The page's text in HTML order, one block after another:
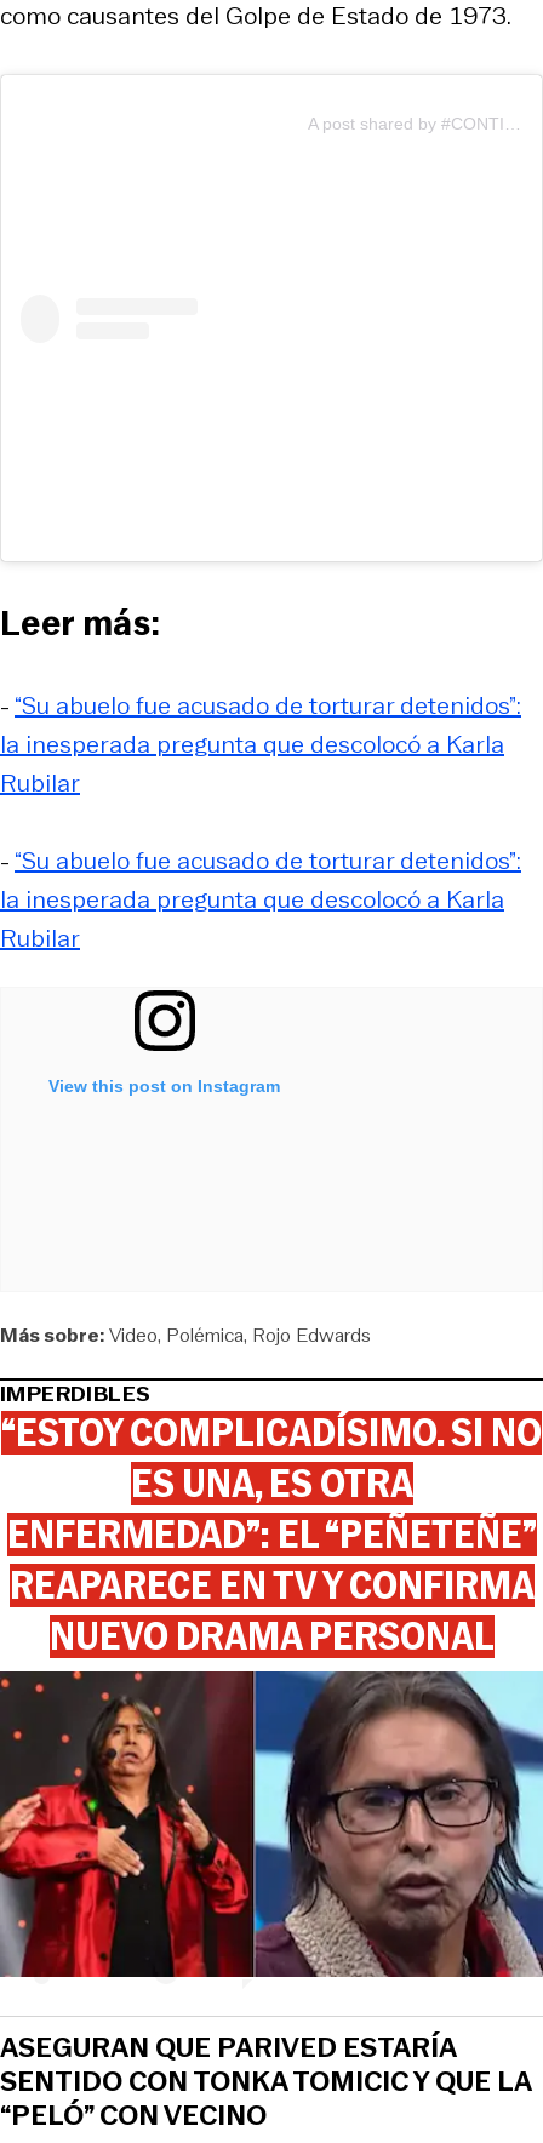
como causantes del Golpe de Estado de 1973.
View this post on Instagram
Leer más:
- “Su abuelo fue acusado de torturar detenidos”:
la inesperada pregunta que descolocó a Karla
Rubilar
- “Su abuelo fue acusado de torturar detenidos”:
la inesperada pregunta que descolocó a Karla
Rubilar
Más sobre:Video Polémica Rojo Edwards
IMPERDIBLES
“ESTOY COMPLICADÍSIMO. SI NO
ES UNA, ES OTRA
ENFERMEDAD”: EL “PEÑETEÑE”
REAPARECE EN TV Y CONFIRMA
NUEVO DRAMA PERSONAL
ASEGURAN QUE PARIVED ESTARÍA
SENTIDO CON TONKA TOMICIC Y QUE LA
“PELÓ” CON VECINO